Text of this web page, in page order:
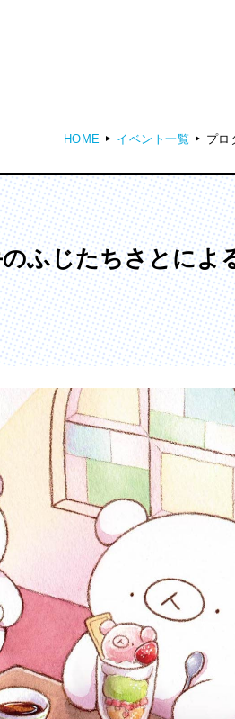
現学部
学科
芸術学
造形学科
マンガコース
コース
ーデザインコース
ョンコース
大学院
芸術研究
デザイン
マンガ
人文学研
HOME イベント一覧 プロ
ふじたちさとによ